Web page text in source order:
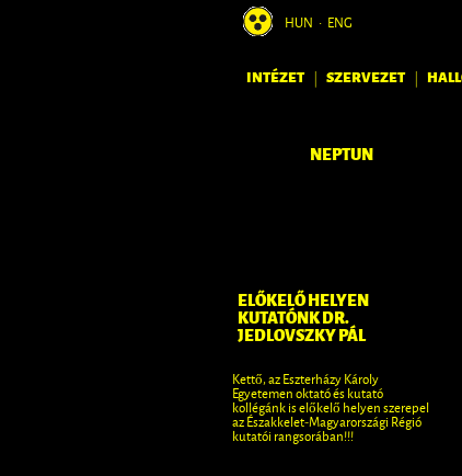
HUN • ENG
INTÉZET | SZERVEZET |
ELŐKELŐ HELYEN
KUTATÓNK DR.
JEDLOVSZKY PÁL
Kettő, az Eszterházy Károly
Egyetemen oktató és kutató
kollégánk is előkelő helyen szerepel
az Északkelet-Magyarországi Régió
kutatói rangsorában!!!